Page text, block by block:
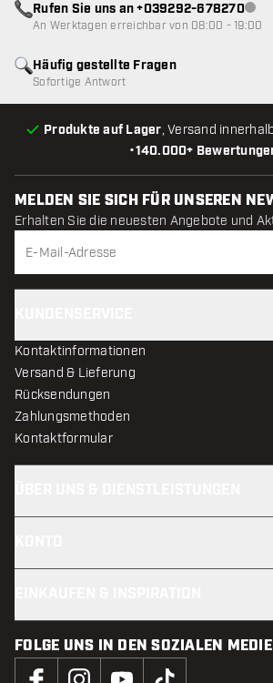
•140.000+
Produkte auf Lager, Versand
Häufig gestellte Fragen
Sofortige Antwort
Rufen Sie uns an +039292-678270
An Werktagen erreichbar von 08:00 - 19:00
MELDEN SIE SICH FÜR UNSEREN
Erhalten Sie die neuesten Angebote und
Kontaktinformationen
Versand & Lieferung
Rücksendungen
Zahlungsmethoden
Kontaktformular
FOLGE UNS IN DEN SOZIALEN